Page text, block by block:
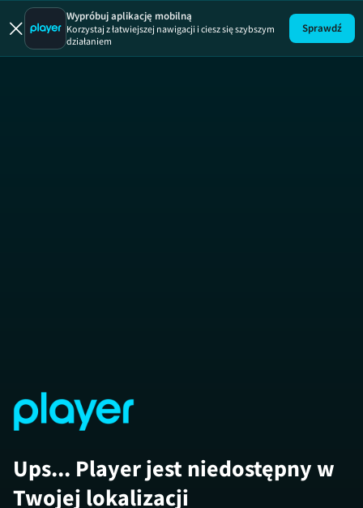
Wypróbuj aplikację mobilną
Korzystaj z łatwiejszej nawigacji i ciesz się szybszym
działaniem
Sprawdź
Ups... Player jest niedostępny w
Twojej lokalizacji